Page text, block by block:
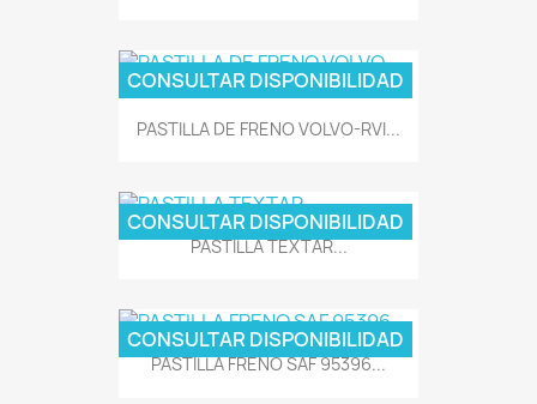
PASTILLA DE FRENO VOLVO-RVI...
CONSULTAR DISPONIBILIDAD
PASTILLA TEXTAR...
CONSULTAR DISPONIBILIDAD
PASTILLA FRENO SAF 95396...
CONSULTAR DISPONIBILIDAD